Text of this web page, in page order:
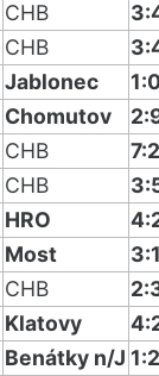
CHB
CHB
Jablonec
Chomutov
CHB
7:2
CHB
HRO
Most
3:1
CHB
Klatovy
Benátky n/J 1:2